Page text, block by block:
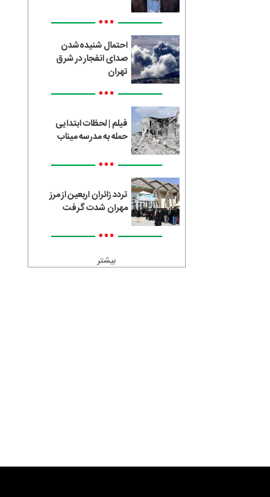
•••
احتمال شنیده‌شدن
صدای انفجار در شرق
تهران
•••
فیلم | لحظات ابتدایی
حمله به مدرسه میناب
•••
تردد زائران اربعین از مرز
مهران شدت گرفت
•••
بیشتر